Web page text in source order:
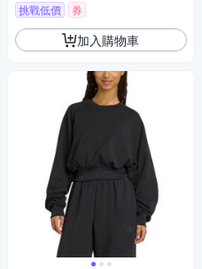
挑戰低價 券
加入購物車